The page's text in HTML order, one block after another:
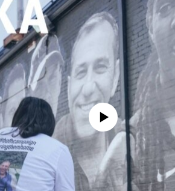
No media source currently